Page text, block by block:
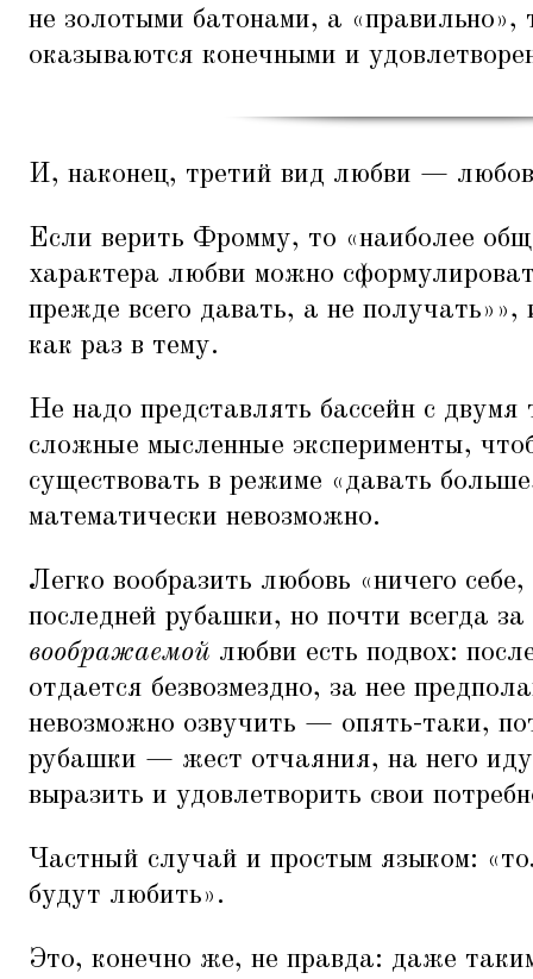
не золотыми батонами, а «правильно»,
оказываются конечными и
И, наконец, третий вид любви —
Если верить Фромму, то «наиболее
характера любви можно
прежде всего давать, а не получать»»,
как раз в тему.
Не надо представлять бассейн с
сложные мысленные эксперименты,
существовать в режиме «давать
математически невозможно.
Легко вообразить любовь «ничего
последней рубашки, но почти всегда
воображаемой любви есть подвох:
отдается безвозмездно, за нее
невозможно озвучить — опять-таки,
рубашки — жест отчаяния, на него
выразить и удовлетворить свои
Частный случай и простым языком: «
будут любить».
Это, конечно же, не правда: даже